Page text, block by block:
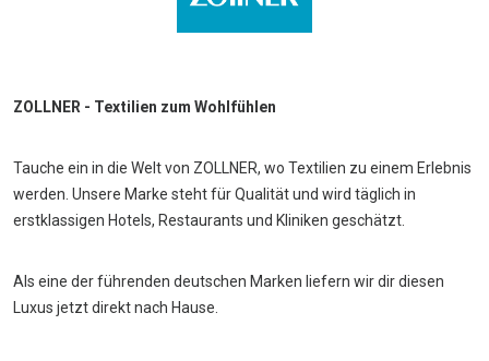
ZOLLNER - Textilien zum Wohlfühlen
Tauche ein in die Welt von ZOLLNER, wo Textilien zu einem Erlebnis
werden. Unsere Marke steht für Qualität und wird täglich in
erstklassigen Hotels, Restaurants und Kliniken geschätzt.
Als eine der führenden deutschen Marken liefern wir dir diesen
Luxus jetzt direkt nach Hause.